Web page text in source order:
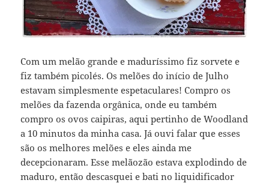
Com um melão grande e maduríssimo fiz sorvete e
fiz também picolés. Os melões do início de Julho
estavam simplesmente espetaculares! Compro os
melões da fazenda orgânica, onde eu também
compro os ovos caipiras, aqui pertinho de Woodland
a 10 minutos da minha casa. Já ouvi falar que esses
são os melhores melões e eles ainda me
decepcionaram. Esse melãozão estava explodindo de
maduro, então descasquei e bati no liquidificador